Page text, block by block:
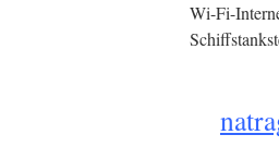
Wi-Fi-